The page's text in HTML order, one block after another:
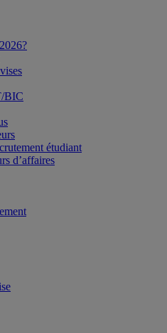
BIC
étudiant
d’affaires